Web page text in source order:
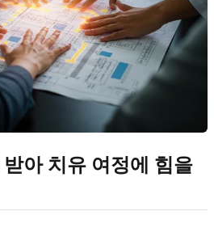
아 치유 여정에 힘을